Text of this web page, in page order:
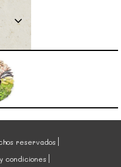
reservados
condiciones